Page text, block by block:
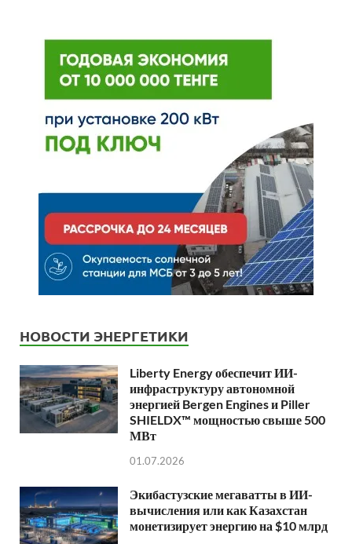
НОВОСТИ ЭНЕРГЕТИКИ
Liberty Energy обеспечит ИИ-
инфраструктуру автономной
энергией Bergen Engines и Piller
SHIELDX™ мощностью свыше 500
МВт
01.07.2026
Экибастузские мегаватты в ИИ-
вычисления или как Казахстан
монетизирует энергию на $10 млрд